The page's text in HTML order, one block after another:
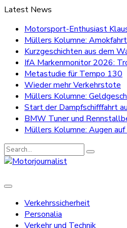
Latest News
Motorsport-Enthusiast
Müllers Kolumne:
Kurzgeschichten aus dem
IfA Markenmonitor 2026:
Metastudie für Tempo 130
Wieder mehr Verkehrstote
Müllers Kolumne:
Start der Dampfschifffahrt
BMW Tuner und
Müllers Kolumne: Augen
Search
for:
Verkehrssicherheit
Personalia
Verkehr und Technik